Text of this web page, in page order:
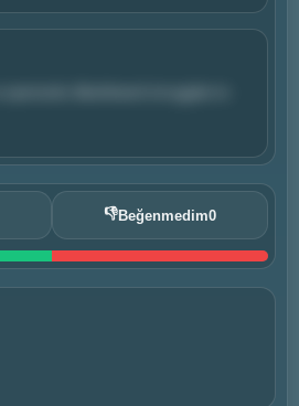
👎Beğenmedim0